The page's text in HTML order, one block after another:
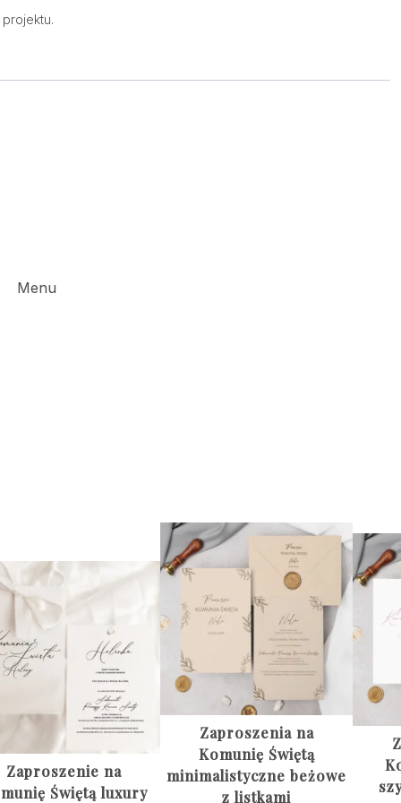
Menu
Zaproszenie na
Świętą luxury
Zaproszenia na
Komunię Świętą
minimalistyczne beżowe
z listkami